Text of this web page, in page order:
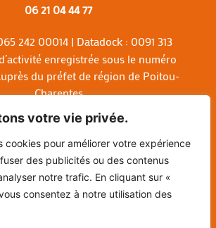
votre vie privée.
cookies pour améliorer votre expérience
des publicités ou des contenus
notre trafic. En cliquant sur «
consentez à notre utilisation des
06 21 04 44 77
242 00014 | Datadock : 0091 313
enregistrée sous le numéro
auprès du préfet de région de Poitou-
Charentes
ne vaut pas agrément de l’Etat et ne
délivre aucun diplôme
2023, 67 stagiaires et 95.71% de
satisfaction stagiaire
–Conditions générales des ventes –